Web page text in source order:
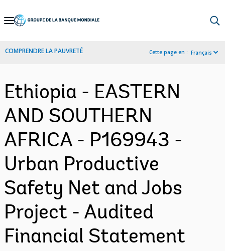
Skip
Navigation
COMPRENDRE LA PAUVRETÉ Cette page en : Français
Ethiopia - EASTERN
AND SOUTHERN
AFRICA - P169943 -
Urban Productive
Safety Net and Jobs
Project - Audited
Financial Statement